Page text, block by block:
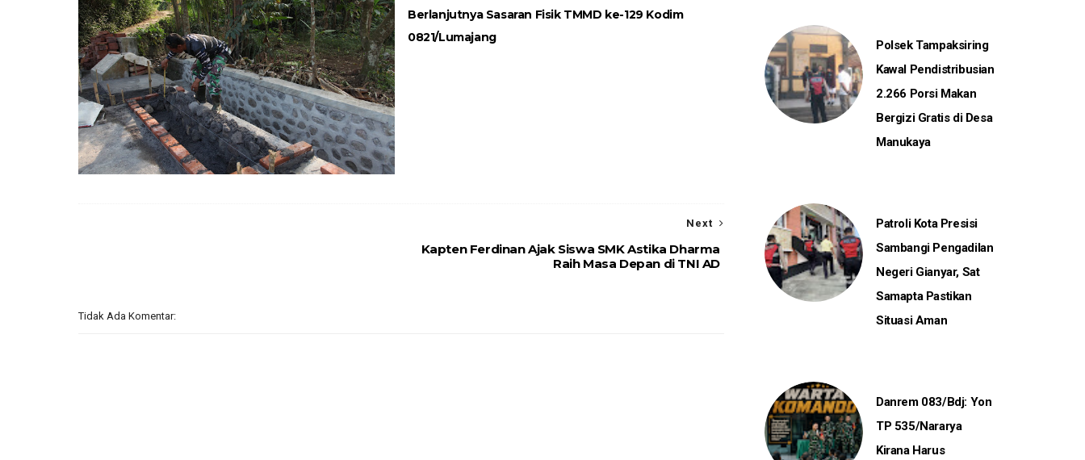
Berlanjutnya Sasaran Fisik TMMD ke-129 Kodim
0821/Lumajang
Next
Kapten Ferdinan Ajak Siswa SMK Astika Dharma
Raih Masa Depan di TNI AD
Tidak Ada Komentar:
Polsek Tampaksiring
Kawal Pendistribusian
2.266 Porsi Makan
Bergizi Gratis di Desa
Manukaya
Patroli Kota Presisi
Sambangi Pengadilan
Negeri Gianyar, Sat
Samapta Pastikan
Situasi Aman
Danrem 083/Bdj: Yon
TP 535/Nararya
Kirana Harus